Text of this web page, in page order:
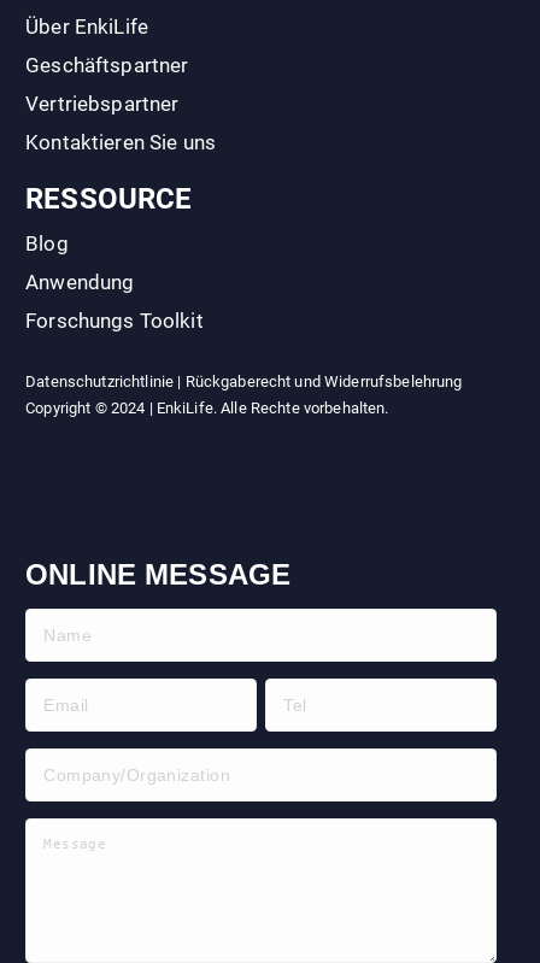
Über EnkiLife
Geschäftspartner
Vertriebspartner
Kontaktieren Sie uns
RESSOURCE
Blog
Anwendung
Forschungs Toolkit
Datenschutzrichtlinie | Rückgaberecht und Widerrufsbelehrung
Copyright © 2024 | EnkiLife. Alle Rechte vorbehalten.
ONLINE MESSAGE